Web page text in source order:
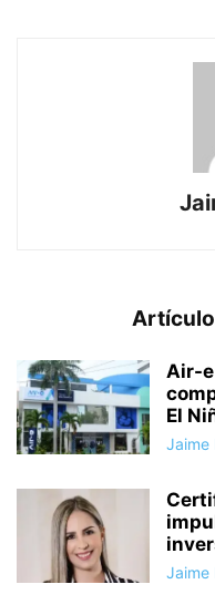
Air-
El
Jaime
Jaime